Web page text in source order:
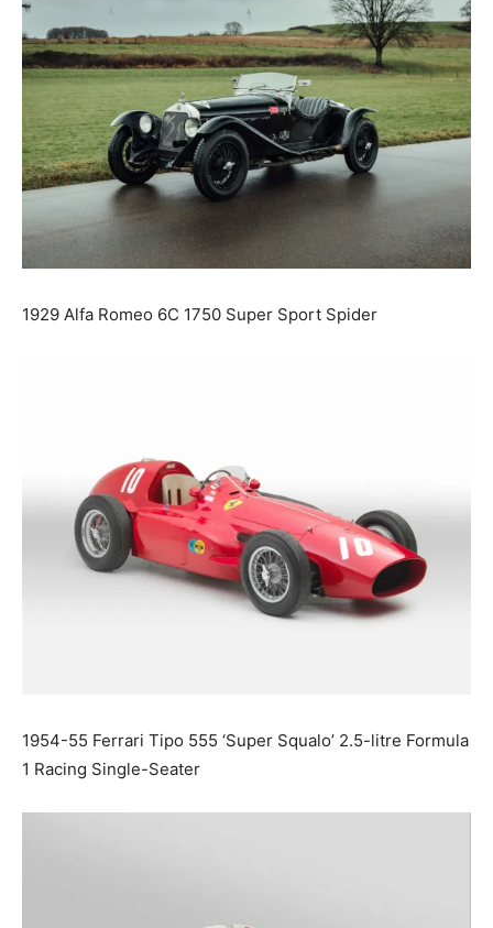
1929 Alfa Romeo 6C 1750 Super Sport Spider
1954-55 Ferrari Tipo 555 ‘Super Squalo’ 2.5-litre Formula
1 Racing Single-Seater